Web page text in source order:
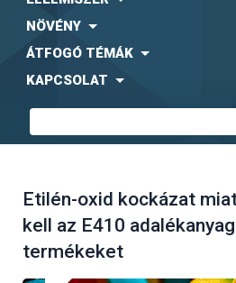
NÖVÉNY
ÁTFOGÓ TÉMÁK
KAPCSOLAT
Etilén-oxid kockázat
kell az E410
termékeket